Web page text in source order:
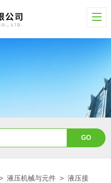
液压机械与元件 >液压接